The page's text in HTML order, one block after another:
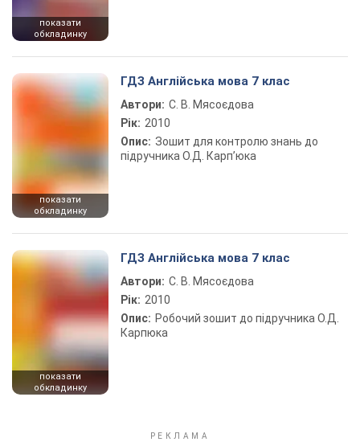
показати
обкладинку
показати
обкладинку
ГДЗ Англійська мова 7 клас
Автори: С. В. Мясоєдова
Рік: 2010
Опис: Зошит для контролю знань до
підручника О.Д. Карп’юка
показати
обкладинку
ГДЗ Англійська мова 7 клас
Автори: С. В. Мясоєдова
Рік: 2010
Опис: Робочий зошит до підручника О.Д.
Карпюка